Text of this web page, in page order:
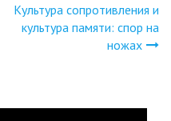
Культура сопротивления и
культура памяти: спор на
ножах